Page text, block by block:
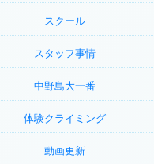
スクール
スタッフ事情
中野島大一番
体験クライミング
動画更新